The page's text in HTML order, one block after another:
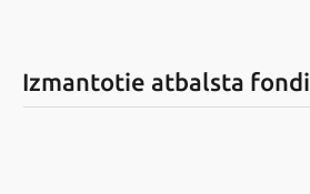
Izmantotie atbalsta fondi